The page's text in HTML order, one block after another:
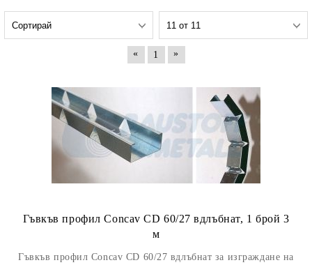
« 1 »
Гъвкъв профил Concav CD 60/27 вдлъбнат, 1 брой 3
м
Гъвкъв профил Concav CD 60/27 вдлъбнат за изграждане на